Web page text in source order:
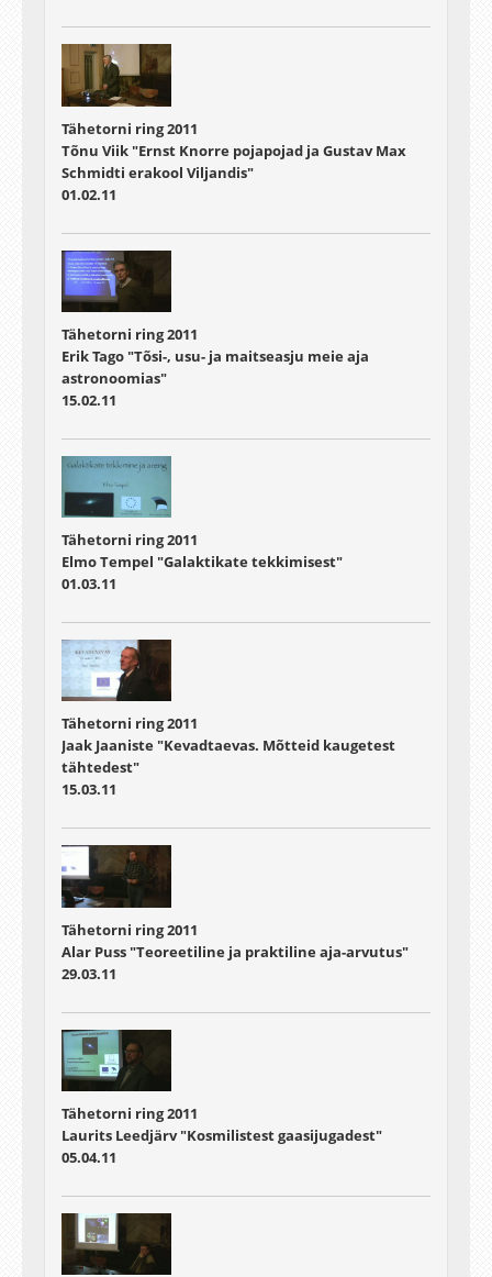
Tähetorni ring 2011
Tõnu Viik "Ernst Knorre pojapojad ja Gustav Max
Schmidti erakool Viljandis"
01.02.11
Tähetorni ring 2011
Erik Tago "Tõsi-, usu- ja maitseasju meie aja
astronoomias"
15.02.11
Tähetorni ring 2011
Elmo Tempel "Galaktikate tekkimisest"
01.03.11
Tähetorni ring 2011
Jaak Jaaniste "Kevadtaevas. Mõtteid kaugetest
tähtedest"
15.03.11
Tähetorni ring 2011
Alar Puss "Teoreetiline ja praktiline aja-arvutus"
29.03.11
Tähetorni ring 2011
Laurits Leedjärv "Kosmilistest gaasijugadest"
05.04.11